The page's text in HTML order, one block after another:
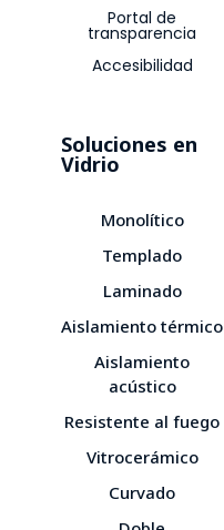
Portal de
transparencia
Accesibilidad
Soluciones en
Vidrio
Monolítico
Templado
Laminado
Aislamiento térmico
Aislamiento
acústico
Resistente al fuego
Vitrocerámico
Curvado